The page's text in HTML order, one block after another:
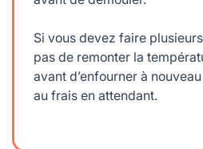
Si vous devez faire
pas de remonter la
avant d’enfourner à
au frais en attendant.